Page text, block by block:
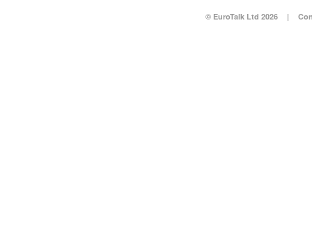
© EuroTalk Ltd 2026 |